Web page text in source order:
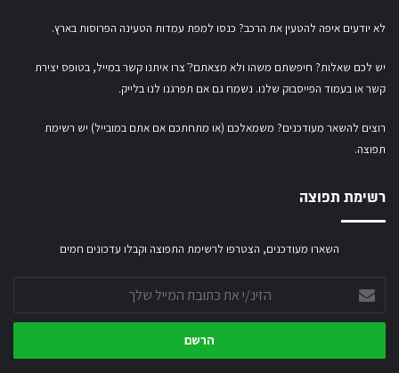
לא יודעים איפה להטעין את הרכב? כנסו למפת עמדות הטעינה הפרוסות בארץ.
יש לכם שאלות? חיפשתם משהו ולא מצאתם?ֿ צרו איתנו קשר במייל, בטופס יצירת
קשראובעמוד הפייסבוק שלנו. נשמח גם אם תפרגנו לנו בלייק.
רוצים להשאר מעודכנים? משמאלכם (או מתחתכם אם אתם במובייל) יש רשימת
תפוצה.
רשימת תפוצה
השארו מעודכנים, הצטרפו לרשימת התפוצה וקבלו עדכונים חמים
את
כתובת
שלך